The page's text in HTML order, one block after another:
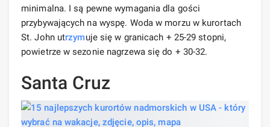
minimalna. I są pewne wymagania dla gości
przybywających na wyspę. Woda w morzu w kurortach
St. John utrzymuje się w granicach + 25-29 stopni,
powietrze w sezonie nagrzewa się do + 30-32.
Santa Cruz